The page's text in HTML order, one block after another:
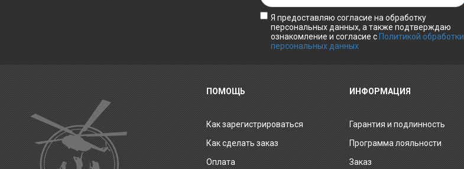
Я предоставляю согласие на обработку
персональных данных, а также подтверждаю
ознакомление и согласие с Политикой обработки
персональных данных
ПОМОЩЬ
Как зарегистрироваться
Как сделать заказ
Оплата
ИНФОРМАЦИЯ
Гарантия и подлинность
Программа лояльности
Заказ